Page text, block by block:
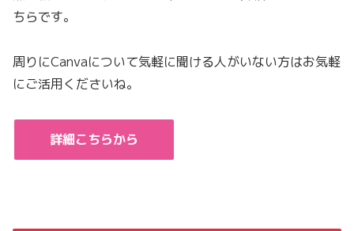
ちらです。
周りにCanvaについて気軽に聞ける人がいない方はお気軽
にご活用くださいね。
詳細こちらから